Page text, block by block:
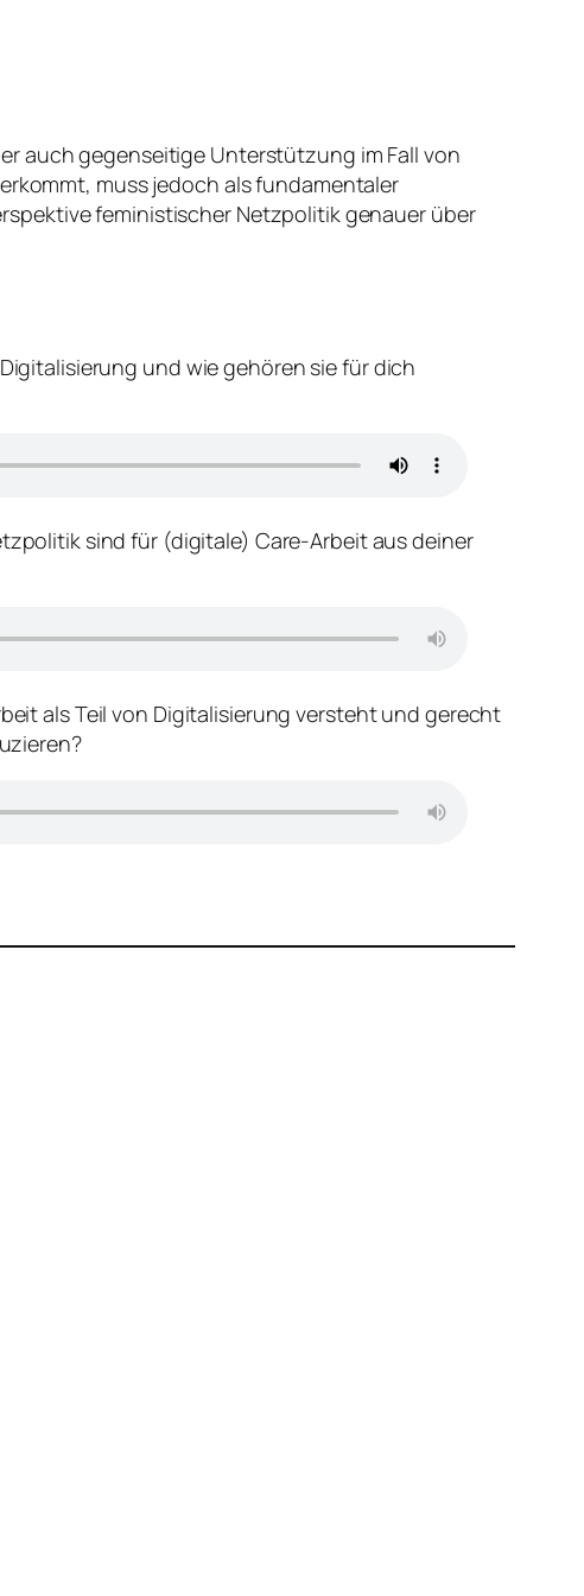
auch gegenseitige Unterstützung im Fall von
muss jedoch als fundamentaler
feministischer Netzpolitik genauer über
und wie gehören sie für dich
sind für (digitale) Care-Arbeit aus deiner
als Teil von Digitalisierung versteht und gerecht